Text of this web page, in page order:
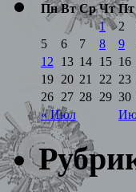
Пн Вт Ср Чт Пт
« Июл
1 2
5
6 7 8 9
12
13 14 15 16
19 20 21 22 23
26 27 28 29 30